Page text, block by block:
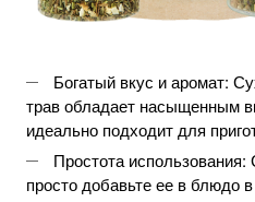
Богатый вкус и аромат:
трав обладает насыщенным
идеально подходит для
Простота использования:
просто добавьте ее в блюдо